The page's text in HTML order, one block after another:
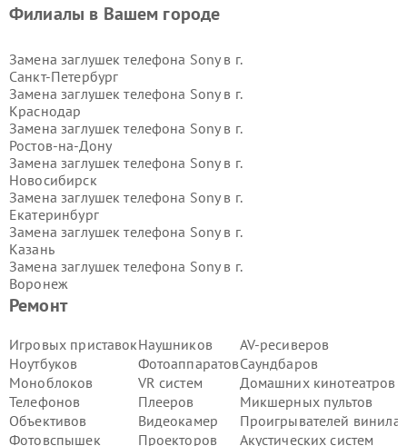
Ремонт
Игровых приставок
Ноутбуков
Моноблоков
Телефонов
Объективов
Фотовспышек
Наушников
Фотоаппаратов
VR систем
Плееров
Видеокамер
Проекторов
AV-ресиверов
Саундбаров
Домашних кинотеатров
Микшерных пультов
Проигрывателей винила
Акустических систем
Филиалы в Вашем городе
Замена заглушек телефона Sony в г.
Санкт-Петербург
Замена заглушек телефона Sony в г.
Краснодар
Замена заглушек телефона Sony в г.
Ростов-на-Дону
Замена заглушек телефона Sony в г.
Новосибирск
Замена заглушек телефона Sony в г.
Екатеринбург
Замена заглушек телефона Sony в г.
Казань
Замена заглушек телефона Sony в г.
Воронеж
Замена заглушек телефона Sony в г.
Волгоград
Самара
Замена заглушек телефона Sony в г.
Пермь
Замена заглушек телефона Sony в г.
Красноярск
Замена заглушек телефона Sony в г.